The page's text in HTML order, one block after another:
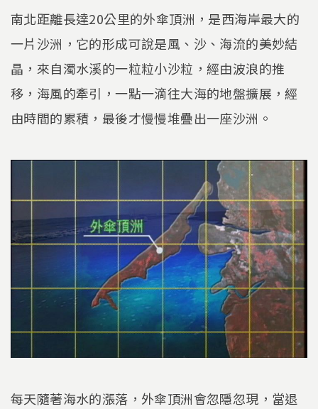
南北距離長達20公里的外傘頂洲，是西海岸最大的
一片沙洲，它的形成可說是風、沙、海流的美妙結
晶，來自濁水溪的一粒粒小沙粒，經由波浪的推
移，海風的牽引，一點一滴往大海的地盤擴展，經
由時間的累積，最後才慢慢堆疊出一座沙洲。
每天隨著海水的漲落，外傘頂洲會忽隱忽現，當退